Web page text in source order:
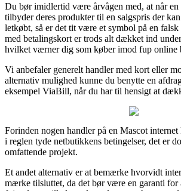
Du bør imidlertid være årvågen med, at når en
tilbyder deres produkter til en salgspris der
letkøbt, så er det tit være et symbol på en
med betalingskort er trods alt dækket ind
hvilket værner dig som køber imod fup online
Vi anbefaler generelt handler med kort eller
alternativ mulighed kunne du benytte en
eksempel ViaBill, når du har til hensigt at
Forinden nogen handler på en Mascot internet
i reglen tyde netbutikkens betingelser, det er
omfattende projekt.
Et andet alternativ er at bemærke hvorvidt
mærke tilsluttet, da det bør være en garanti for